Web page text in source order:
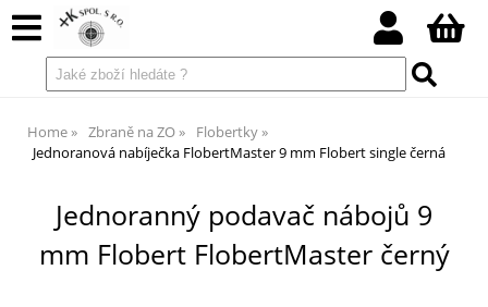
Home Zbraně na ZO
Flobertky
Jednoranová nabíječka FlobertMaster 9 mm Flobert single černá
Jednoranný podavač nábojů 9
mm Flobert FlobertMaster černý